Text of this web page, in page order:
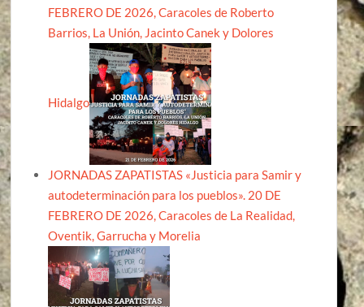
FEBRERO DE 2026, Caracoles de Roberto
Barrios, La Unión, Jacinto Canek y Dolores
Hidalgo
JORNADAS ZAPATISTAS «Justicia para Samir y
autodeterminación para los pueblos». 20 DE
FEBRERO DE 2026, Caracoles de La Realidad,
Oventik, Garrucha y Morelia